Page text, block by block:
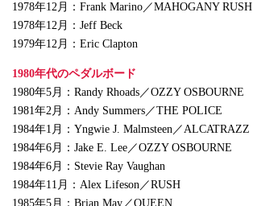
1978年12月：Frank Marino／MAHOGANY RUSH
1978年12月：Jeff Beck
1979年12月：Eric Clapton
1980年代のペダルボード
1980年5月：Randy Rhoads／OZZY OSBOURNE
1981年2月：Andy Summers／THE POLICE
1984年1月：Yngwie J. Malmsteen／ALCATRAZZ
1984年6月：Jake E. Lee／OZZY OSBOURNE
1984年6月：Stevie Ray Vaughan
1984年11月：Alex Lifeson／RUSH
1985年5月：Brian May／QUEEN